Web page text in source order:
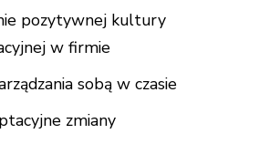
pozytywnej kultury
w firmie
sobą w czasie
zmiany